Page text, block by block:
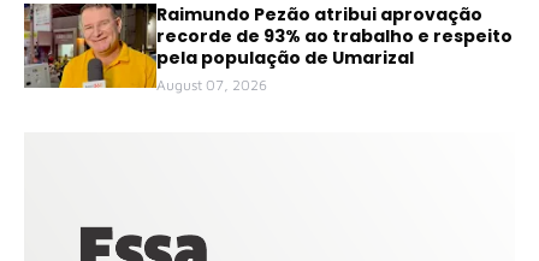
Raimundo Pezão atribui aprovação
recorde de 93% ao trabalho e respeito
pela população de Umarizal
August 07, 2026